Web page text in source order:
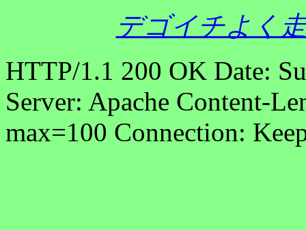
デゴイチよく
HTTP/1.1 200 OK Date:
Server: Apache Content-
max=100 Connection: